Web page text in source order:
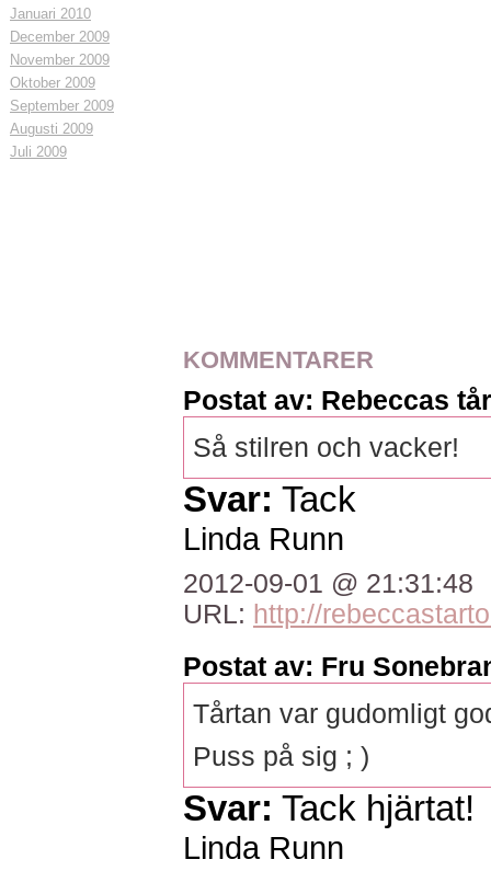
Januari 2010
December 2009
November 2009
Oktober 2009
September 2009
Augusti 2009
Juli 2009
KOMMENTARER
Postat av: Rebeccas
Så stilren och vacker!
Svar: Tack
Linda Runn
2012-09-01 @ 21:31:48
URL: http://
Postat av: Fru
Tårtan var gudomligt
Puss på sig ; )
Svar: Tack hjärtat!
Linda Runn